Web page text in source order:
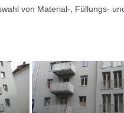
von Material-, Füllungs-